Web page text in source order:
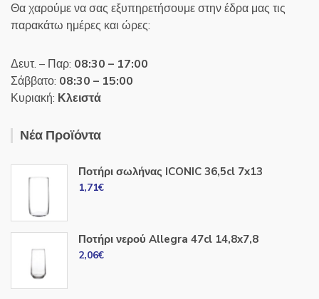
Θα χαρούμε να σας εξυπηρετήσουμε στην έδρα μας τις
παρακάτω ημέρες και ώρες:
Δευτ. – Παρ: 08:30 – 17:00
Σάββατο: 08:30 – 15:00
Κυριακή: Κλειστά
Νέα Προϊόντα
Ποτήρι σωλήνας ICONIC 36,5cl 7x13
1,71€
Ποτήρι νερού Allegra 47cl 14,8x7,8
2,06€